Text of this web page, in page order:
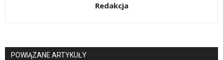
Redakcja
POWIĄZANE ARTYKUŁY